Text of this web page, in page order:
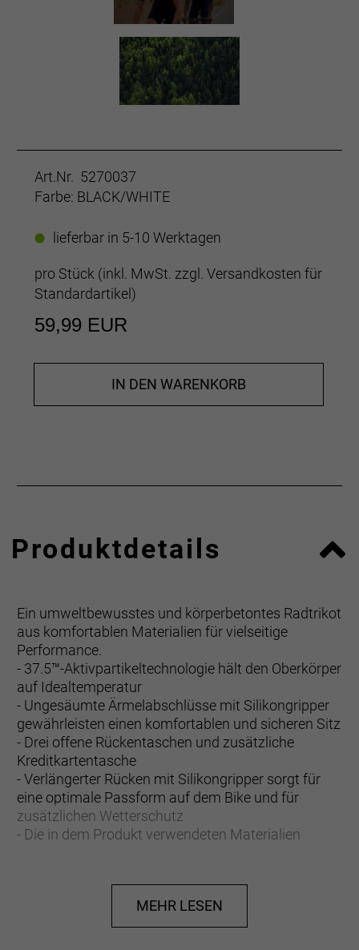
Art.Nr. 5270037
Farbe: BLACK/WHITE
lieferbar in 5-10 Werktagen
pro Stück (inkl. MwSt. zzgl. Versandkosten für
Standardartikel)
59,99 EUR
IN DEN WARENKORB
Produktdetails
Ein umweltbewusstes und körperbetontes Radtrikot
aus komfortablen Materialien für vielseitige
Performance.
- 37.5™-Aktivpartikeltechnologie hält den Oberkörper
auf Idealtemperatur
- Ungesäumte Ärmelabschlüsse mit Silikongripper
gewährleisten einen komfortablen und sicheren Sitz
- Drei offene Rückentaschen und zusätzliche
Kreditkartentasche
- Verlängerter Rücken mit Silikongripper sorgt für
eine optimale Passform auf dem Bike und für
zusätzlichen Wetterschutz
- Die in dem Produkt verwendeten Materialien
- Eng anliegender Schnitt mit aerodynamischer
Passform für verbesserte Performance
- Eng anliegender Schnitt mit aerodynamischer
MEHR LESEN